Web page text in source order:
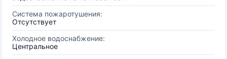
Система пожаротушения:
Отсутствует
Холодное водоснабжение:
Центральное